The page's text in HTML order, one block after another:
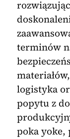
terminów
logistyka
popytu z
poka yoke,